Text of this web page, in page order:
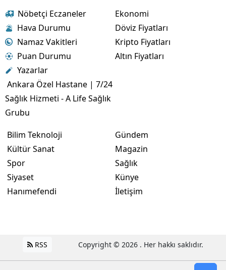
Nöbetçi Eczaneler
Hava Durumu
Namaz Vakitleri
Puan Durumu
Yazarlar
Ankara Özel Hastane | 7/24
Sağlık Hizmeti - A Life Sağlık
Grubu
Ekonomi
Döviz Fiyatları
Kripto Fiyatları
Altın Fiyatları
Bilim Teknoloji
Kültür Sanat
Spor
Siyaset
Hanımefendi
Gündem
Magazin
Sağlık
Künye
İletişim
RSS Copyright © 2026 . Her hakkı saklıdır.